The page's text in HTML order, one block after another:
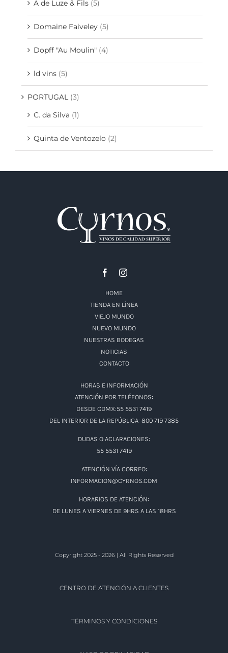
A de Luze & Fils (5)
Domaine Faiveley (5)
Dopff "Au Moulin" (4)
ld vins (5)
PORTUGAL (3)
C. da Silva (1)
Quinta de Ventozelo (2)
HOME
TIENDA EN LÍNEA
VIEJO MUNDO
NUEVO MUNDO
NUESTRAS BODEGAS
NOTICIAS
CONTACTO
HORAS E INFORMACIÓN
ATENCIÓN POR TELÉFONOS:
DESDE CDMX:55 5531 7419
DEL INTERIOR DE LA REPÚBLICA: 800 719 7385
DUDAS O ACLARACIONES:
55 5531 7419
ATENCIÓN VÍA CORREO:
INFORMACION@CYRNOS.COM
HORARIOS DE ATENCIÓN:
DE LUNES A VIERNES DE 9HRS A LAS 18HRS
Copyright 2025 - 2026 | All Rights Reserved
CENTRO DE ATENCIÓN A CLIENTES
TÉRMINOS Y CONDICIONES